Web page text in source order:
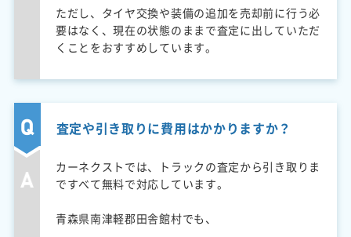
ただし、タイヤ交換や装備の追加を売却前に行う必
要はなく、現在の状態のままで査定に出していただ
くことをおすすめしています。
査定や引き取りに費用はかかりますか？
カーネクストでは、トラックの査定から引き取りま
ですべて無料で対応しています。
青森県南津軽郡田舎館村でも、